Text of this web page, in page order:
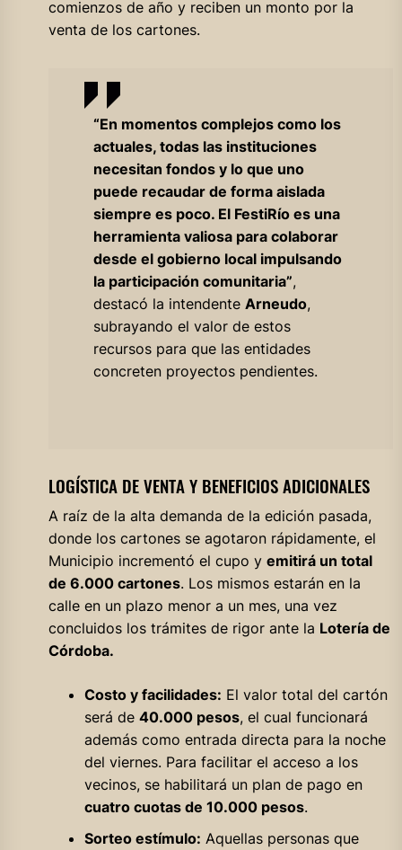
comienzos de año y reciben un monto por la
venta de los cartones.
“En momentos complejos como los
actuales, todas las instituciones
necesitan fondos y lo que uno
puede recaudar de forma aislada
siempre es poco. El FestiRío es una
herramienta valiosa para colaborar
desde el gobierno local impulsando
la participación comunitaria”,
destacó la intendente Arneudo,
subrayando el valor de estos
recursos para que las entidades
concreten proyectos pendientes.
LOGÍSTICA DE VENTA Y BENEFICIOS ADICIONALES
A raíz de la alta demanda de la edición pasada,
donde los cartones se agotaron rápidamente, el
Municipio incrementó el cupo y emitirá un total
de 6.000 cartones. Los mismos estarán en la
calle en un plazo menor a un mes, una vez
concluidos los trámites de rigor ante la Lotería de
Córdoba.
Costo y facilidades: El valor total del cartón
será de 40.000 pesos, el cual funcionará
además como entrada directa para la noche
del viernes. Para facilitar el acceso a los
vecinos, se habilitará un plan de pago en
cuatro cuotas de 10.000 pesos.
Sorteo estímulo: Aquellas personas que